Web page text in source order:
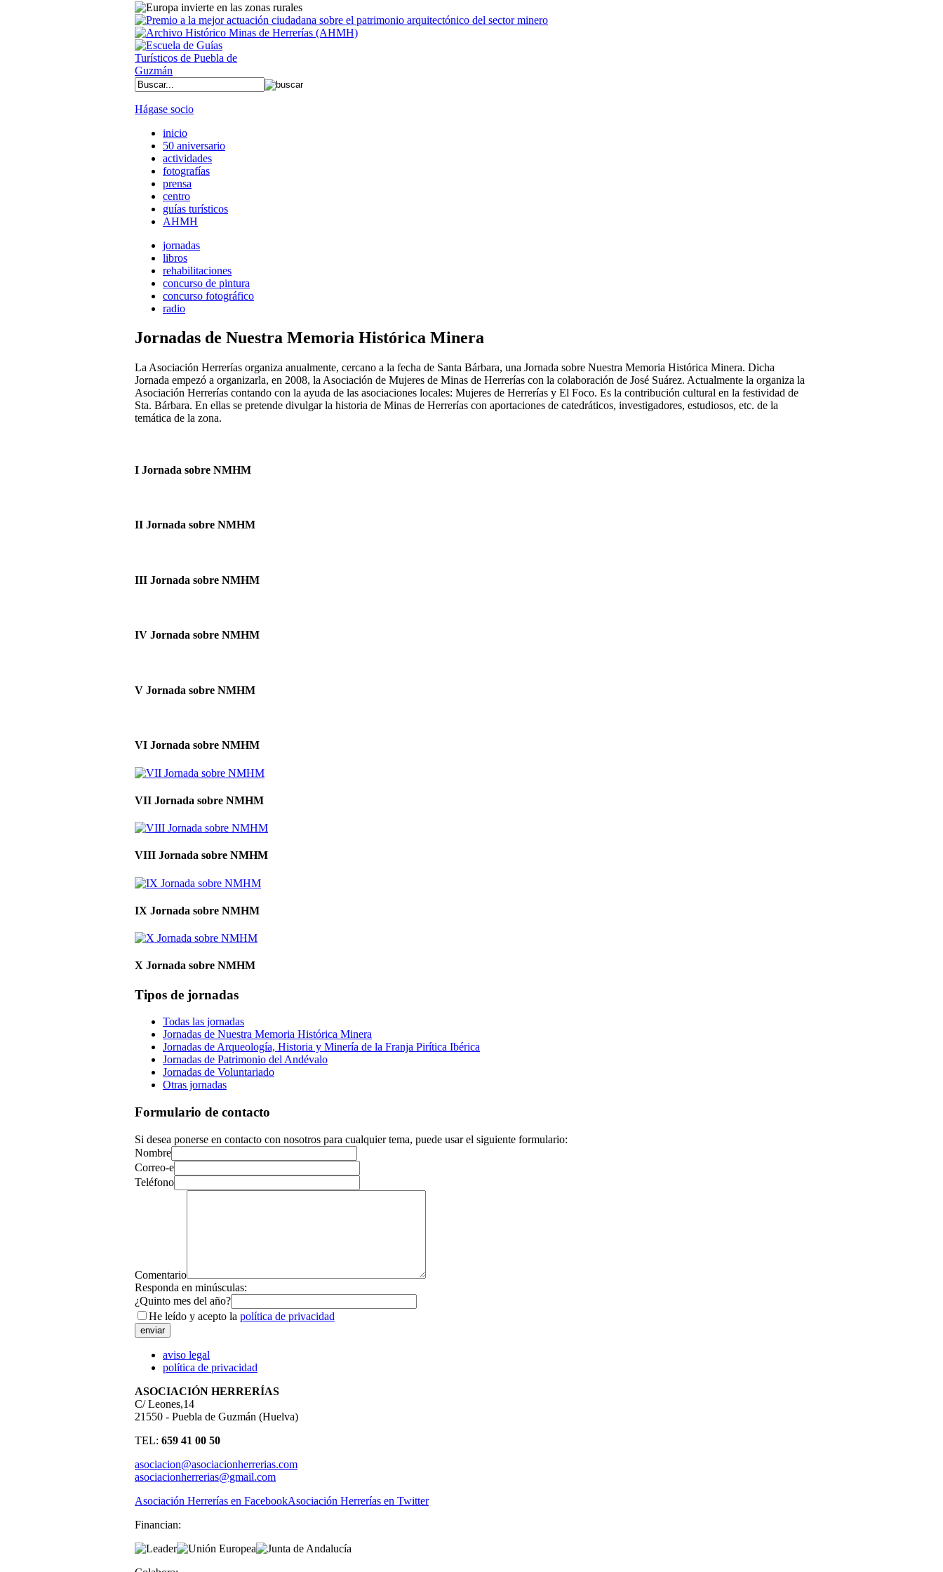
Hágase socio
inicio
50 aniversario
actividades
fotografías
prensa
centro
guías turísticos
AHMH
jornadas
libros
rehabilitaciones
concurso de pintura
concurso fotográfico
radio
Jornadas de Nuestra Memoria Histórica Minera
La Asociación Herrerías organiza anualmente, cercano a la fecha de Santa Bárbara, una Jornada sobre Nuestra Memoria Histórica Minera. Dicha
Jornada empezó a organizarla, en 2008, la Asociación de Mujeres de Minas de Herrerías con la colaboración de José Suárez. Actualmente la organiza la
Asociación Herrerías contando con la ayuda de las asociaciones locales: Mujeres de Herrerías y El Foco. Es la contribución cultural en la festividad de
Sta. Bárbara. En ellas se pretende divulgar la historia de Minas de Herrerías con aportaciones de catedráticos, investigadores, estudiosos, etc. de la
temática de la zona.
I Jornada sobre NMHM
II Jornada sobre NMHM
III Jornada sobre NMHM
IV Jornada sobre NMHM
V Jornada sobre NMHM
VI Jornada sobre NMHM
VII Jornada sobre NMHM
VIII Jornada sobre NMHM
IX Jornada sobre NMHM
X Jornada sobre NMHM
Tipos de jornadas
Todas las jornadas
Jornadas de Nuestra Memoria Histórica Minera
Jornadas de Arqueología, Historia y Minería de la Franja Pirítica Ibérica
Jornadas de Patrimonio del Andévalo
Jornadas de Voluntariado
Otras jornadas
Formulario de contacto
Si desea ponerse en contacto con nosotros para cualquier tema, puede usar el siguiente formulario:
Nombre
Correo-e
Teléfono
Comentario
Responda en minúsculas:
¿Quinto mes del año?
He leído y acepto la política de privacidad
aviso legal
política de privacidad
ASOCIACIÓN HERRERÍAS
C/ Leones,14
21550 - Puebla de Guzmán (Huelva)
TEL: 659 41 00 50
asociacion@asociacionherrerias.com
asociacionherrerias@gmail.com
Asociación Herrerías en FacebookAsociación Herrerías en Twitter
Financian: